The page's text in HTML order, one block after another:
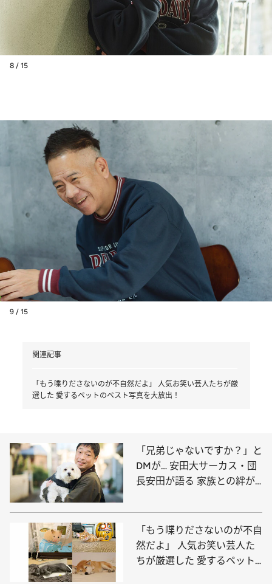
8 / 15
9 / 15
関連記事
「もう喋りださないのが不自然だよ」 人気お笑い芸人たちが厳
選した 愛するペットのベスト写真を大放出！
「兄弟じゃないですか？」と
DMが… 安田大サーカス・団
長安田が語る 家族との絆が
「もう喋りださないのが不自
然だよ」 人気お笑い芸人た
ちが厳選した 愛するペット